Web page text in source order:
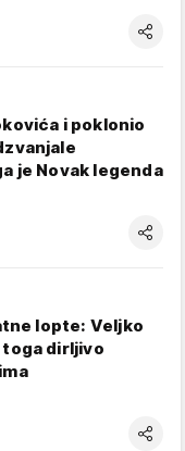
i poklonio
je Novak legenda
lopte: Veljko
toga dirljivo